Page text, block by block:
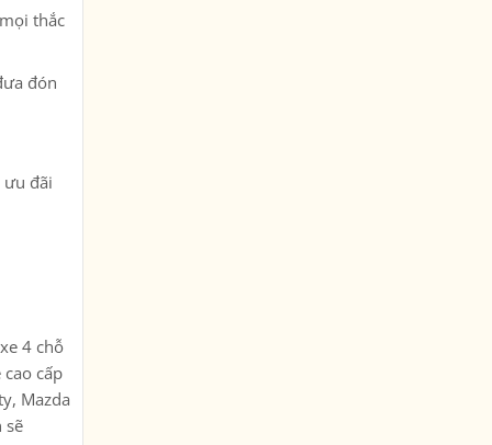
thắc
đón
ưu đãi
4 chỗ
cấp
Mazda
sẽ